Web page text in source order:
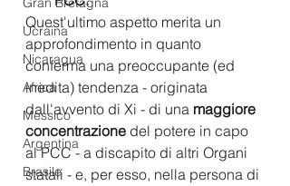
Ucraina
Nicaragua
Africa
Messico
Argentina
Brasile
Quest'ultimo aspetto merita un
approfondimento in quanto
conferma una preoccupante (ed
inedita) tendenza - originata
dall'avvento di Xi - di una maggiore
concentrazione del potere in capo
al PCC - a discapito di altri Organi
statali - e, per esso, nella persona di